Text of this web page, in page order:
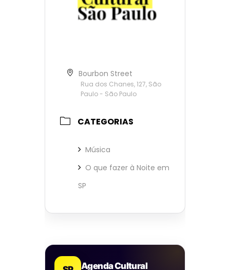
Bourbon Street
Rua dos Chanes, 127, São
Paulo - São Paulo
CATEGORIAS
Música
O que fazer à Noite em
SP
Agenda Cultural